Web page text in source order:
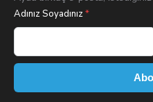
Adınız Soyadınız*